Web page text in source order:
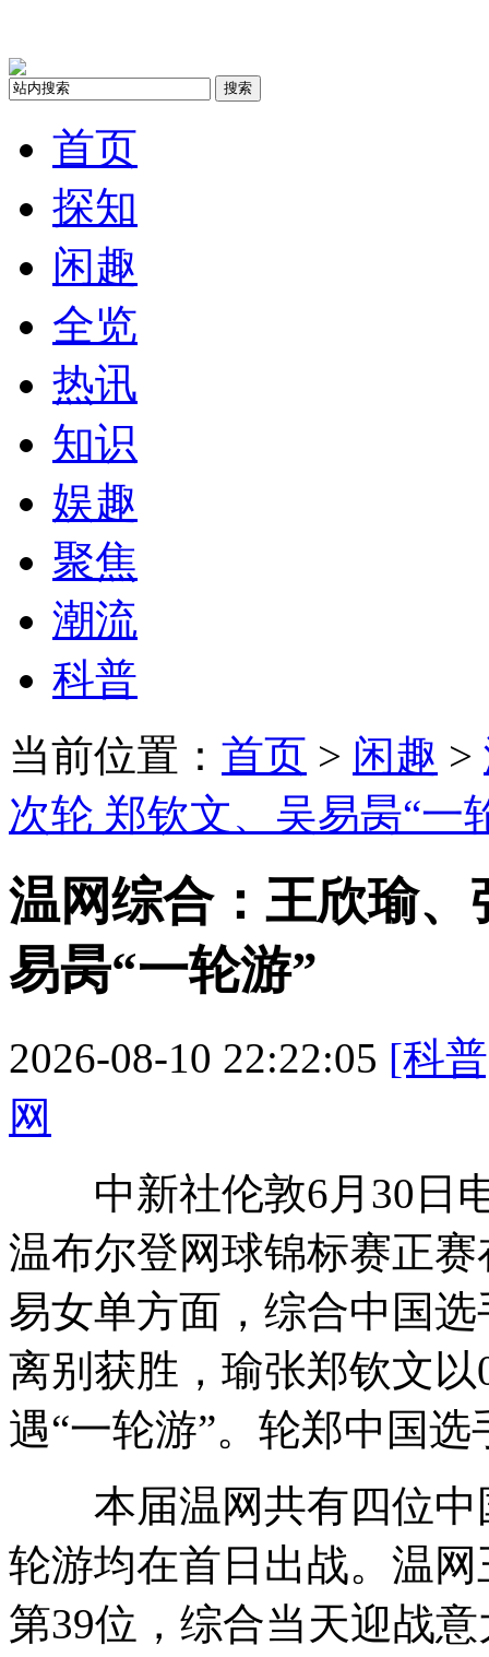
搜索
首页
探知
闲趣
全览
热讯
知识
娱趣
聚焦
潮流
科普
当前位置： 首页 > 闲趣 >
次轮 郑钦文、吴易昺“一
温网综合：王欣瑜
易昺“一轮游”
2026-08-10 22:22:05 [科
网
中新社伦敦6月30日电
温布尔登网球锦标赛正
易女单方面，综合中国
离别获胜，瑜张郑钦文
遇“一轮游”。轮郑中国
本届温网共有四位中
轮游均在首日出战。温
第39位，综合当天迎战